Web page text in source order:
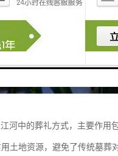
河中的葬礼方式，主要作用
土地资源，避免了传统墓